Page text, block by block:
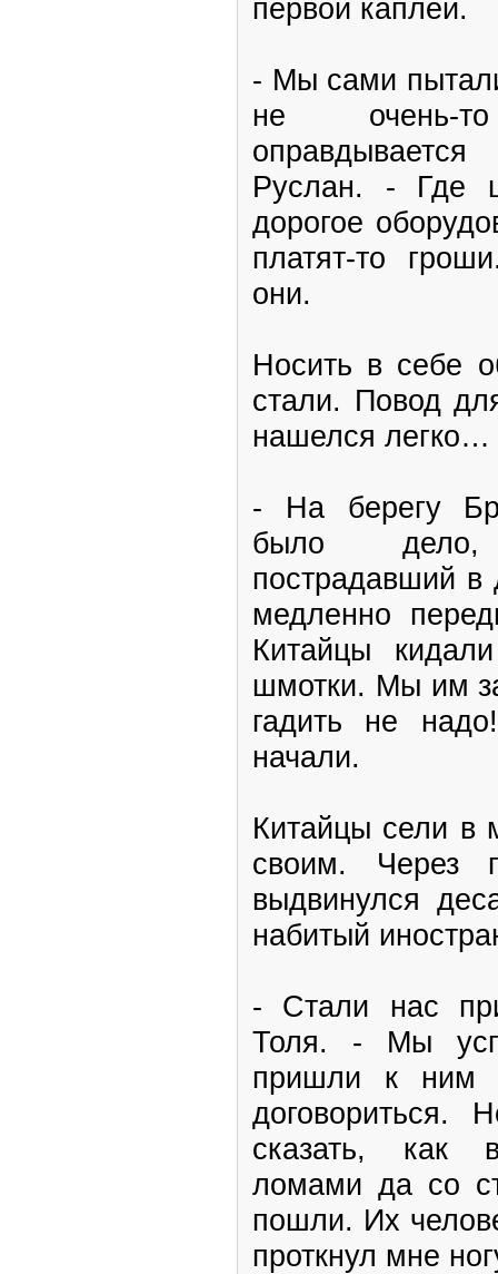
первой каплей.
- Мы сами
не очень-
Руслан. - Где
дорогое
платят-то
они.
Носить в себе
стали. Повод
нашелся легко…
- На берегу
было дело,
пострадавший в
медленно
Китайцы
шмотки. Мы им
гадить не
начали.
Китайцы сели в
своим. Через
выдвинулся
набитый
- Стали нас
Толя. - Мы
пришли к ним
сказать, как
ломами да со
пошли. Их
проткнул мне